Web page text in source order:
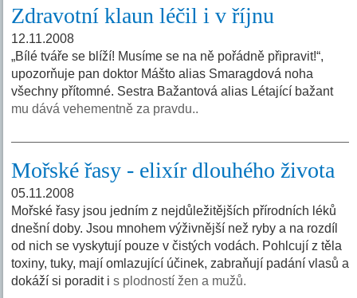
Zdravotní klaun léčil i v říjnu
12.11.2008
„Bílé tváře se blíží! Musíme se na ně pořádně připravit!“,
upozorňuje pan doktor Mášto alias Smaragdová noha
všechny přítomné. Sestra Bažantová alias Létající bažant
mu dává vehementně za pravdu..
Mořské řasy - elixír dlouhého života
05.11.2008
Mořské řasy jsou jedním z nejdůležitějších přírodních léků
dnešní doby. Jsou mnohem výživnější než ryby a na rozdíl
od nich se vyskytují pouze v čistých vodách. Pohlcují z těla
toxiny, tuky, mají omlazující účinek, zabraňují padání vlasů a
dokáží si poradit is plodností žen a mužů.